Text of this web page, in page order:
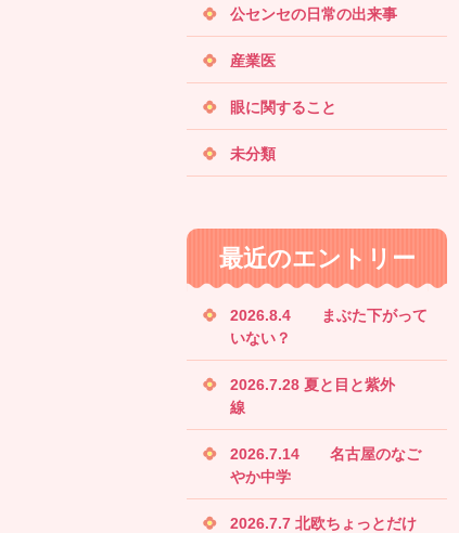
公センセの日常の出来事
産業医
眼に関すること
未分類
最近のエントリー
2026.8.4 まぶた下がって
いない？
2026.7.28 夏と目と紫外
線
2026.7.14 名古屋のなご
やか中学
2026.7.7 北欧ちょっとだけ